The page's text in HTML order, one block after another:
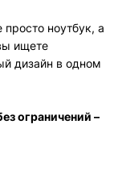
просто ноутбук, а
ищете
дизайн в одном
ограничений –